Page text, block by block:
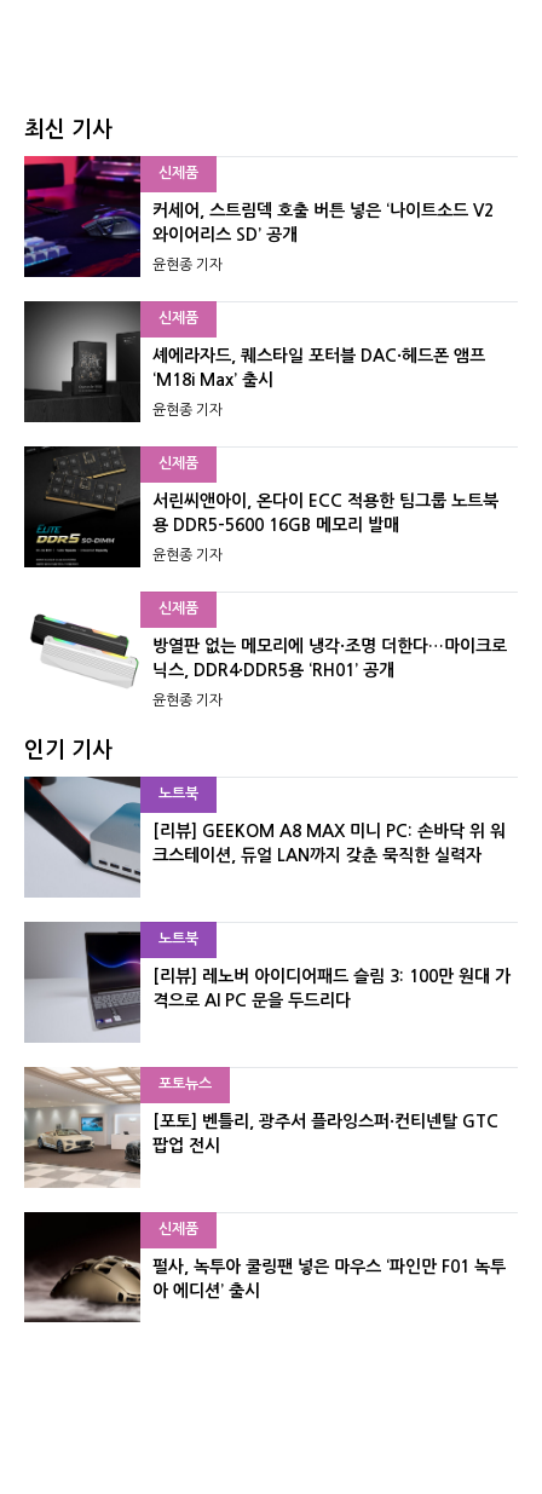
최신 기사
신제품
커세어, 스트림덱 호출 버튼 넣은 ‘나이트소드 V2
와이어리스 SD’ 공개
윤현종 기자
신제품
셰에라자드, 퀘스타일 포터블 DAC·헤드폰 앰프
‘M18i Max’ 출시
윤현종 기자
신제품
서린씨앤아이, 온다이 ECC 적용한 팀그룹 노트북
용 DDR5-5600 16GB 메모리 발매
윤현종 기자
신제품
방열판 없는 메모리에 냉각·조명 더한다…마이크로
닉스, DDR4·DDR5용 ‘RH01’ 공개
윤현종 기자
인기 기사
노트북
[리뷰] GEEKOM A8 MAX 미니 PC: 손바닥 위 워
크스테이션, 듀얼 LAN까지 갖춘 묵직한 실력자
노트북
[리뷰] 레노버 아이디어패드 슬림 3: 100만 원대 가
격으로 AI PC 문을 두드리다
포토뉴스
[포토] 벤틀리, 광주서 플라잉스퍼·컨티넨탈 GTC
팝업 전시
신제품
펄사, 녹투아 쿨링팬 넣은 마우스 ‘파인만 F01 녹투
아 에디션’ 출시